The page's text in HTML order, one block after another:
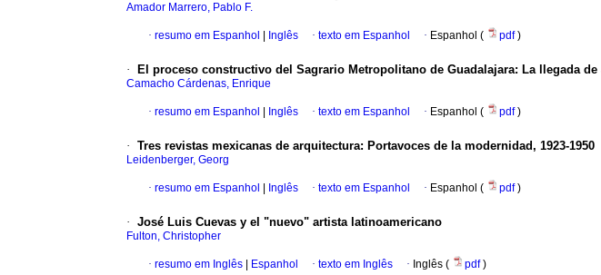
Amador Marrero, Pablo F.
· resumo em Espanhol Inglês · texto em Espanhol · Espanhol ( pdf)
· El proceso constructivo del Sagrario Metropolitano de Guadalajara: La llegada
Camacho Cárdenas, Enrique
· resumo em Espanhol Inglês · texto em Espanhol · Espanhol ( pdf)
· Tres revistas mexicanas de arquitectura: Portavoces de la modernidad, 1923-1950
Leidenberger, Georg
· resumo em Espanhol Inglês · texto em Espanhol · Espanhol ( pdf)
· José Luis Cuevas y el "nuevo" artista latinoamericano
Fulton, Christopher
· resumo em Inglês Espanhol · texto em Inglês · Inglês ( pdf)